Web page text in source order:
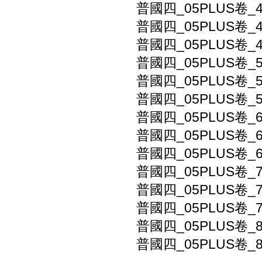
普國四_05PLUS卷
普國四_05PLUS卷
普國四_05PLUS卷
普國四_05PLUS卷
普國四_05PLUS卷
普國四_05PLUS卷
普國四_05PLUS卷
普國四_05PLUS卷
普國四_05PLUS卷
普國四_05PLUS卷
普國四_05PLUS卷
普國四_05PLUS卷
普國四_05PLUS卷
普國四_05PLUS卷